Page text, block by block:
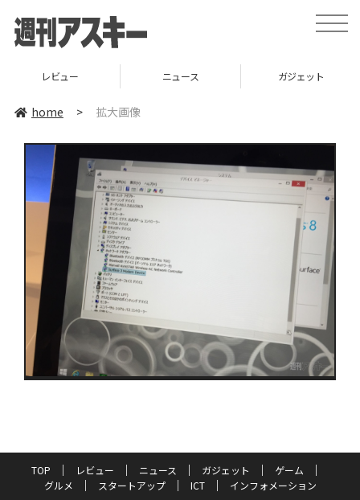
toggle
レビュー ニュース ガジェット
home > 拡大画像
TOP レビュー ニュース ガジェット
ゲーム
グルメ
スタートアップ ICT
インフォメーション